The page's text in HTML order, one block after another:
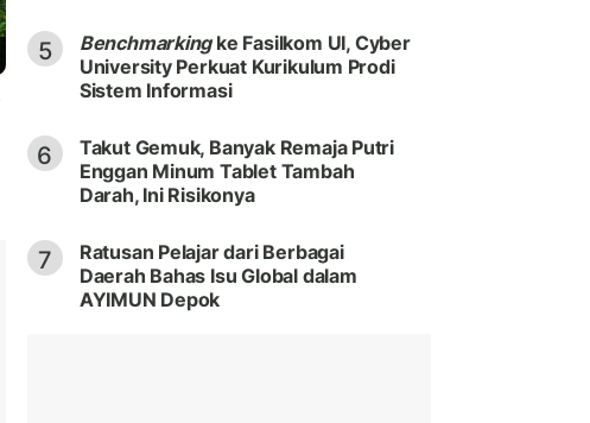
5 Benchmarkingke Fasilkom UI, Cyber
University Perkuat Kurikulum Prodi
Sistem Informasi
6
Takut Gemuk, Banyak Remaja Putri
Enggan Minum Tablet Tambah
Darah, Ini Risikonya
7
Ratusan Pelajar dari Berbagai
Daerah Bahas Isu Global dalam
AYIMUN Depok